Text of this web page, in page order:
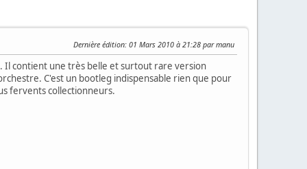
Dernière édition: 01 Mars 2010 à 21:28 par manu
Il contient une très belle et surtout rare version
C'est un bootleg indispensable rien que pour
fervents collectionneurs.